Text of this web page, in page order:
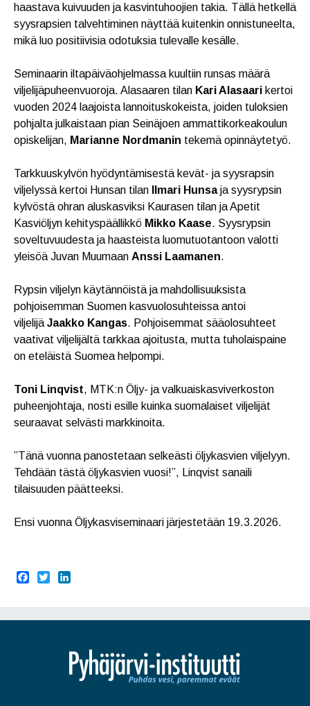
haastava kuivuuden ja kasvintuhoojien takia. Tällä hetkellä
syysrapsien talvehtiminen näyttää kuitenkin onnistuneelta,
mikä luo positiivisia odotuksia tulevalle kesälle.
Seminaarin iltapäiväohjelmassa kuultiin runsas määrä
viljelijäpuheenvuoroja. Alasaaren tilan Kari Alasaari kertoi
vuoden 2024 laajoista lannoituskokeista, joiden tuloksien
pohjalta julkaistaan pian Seinäjoen ammattikorkeakoulun
opiskelijan, Marianne Nordmanin tekemä opinnäytetyö.
Tarkkuuskylvön hyödyntämisestä kevät- ja syysrapsin
viljelyssä kertoi Hunsan tilan
Ilmari Hunsaja syysrypsin
kylvöstä ohran aluskasviksi Kaurasen tilan ja Apetit
Kasviöljyn kehityspäällikkö Mikko Kaase. Syysrypsin
soveltuvuudesta ja haasteista luomutuotantoon valotti
yleisöä Juvan Muumaan Anssi Laamanen.
Rypsin viljelyn käytännöistä ja mahdollisuuksista
pohjoisemman Suomen kasvuolosuhteissa antoi
viljelijä Jaakko Kangas. Pohjoisemmat sääolosuhteet
vaativat viljelijältä tarkkaa ajoitusta, mutta tuholaispaine
on eteläistä Suomea helpompi.
Toni Linqvist, MTK:n Öljy- ja valkuaiskasviverkoston
puheenjohtaja, nosti esille kuinka suomalaiset viljelijät
seuraavat selvästi markkinoita.
”Tänä vuonna panostetaan selkeästi öljykasvien viljelyyn.
Tehdään tästä öljykasvien vuosi!”, Linqvist sanaili
tilaisuuden päätteeksi.
Ensi vuonna Öljykasviseminaari järjestetään 19.3.2026.
I
n